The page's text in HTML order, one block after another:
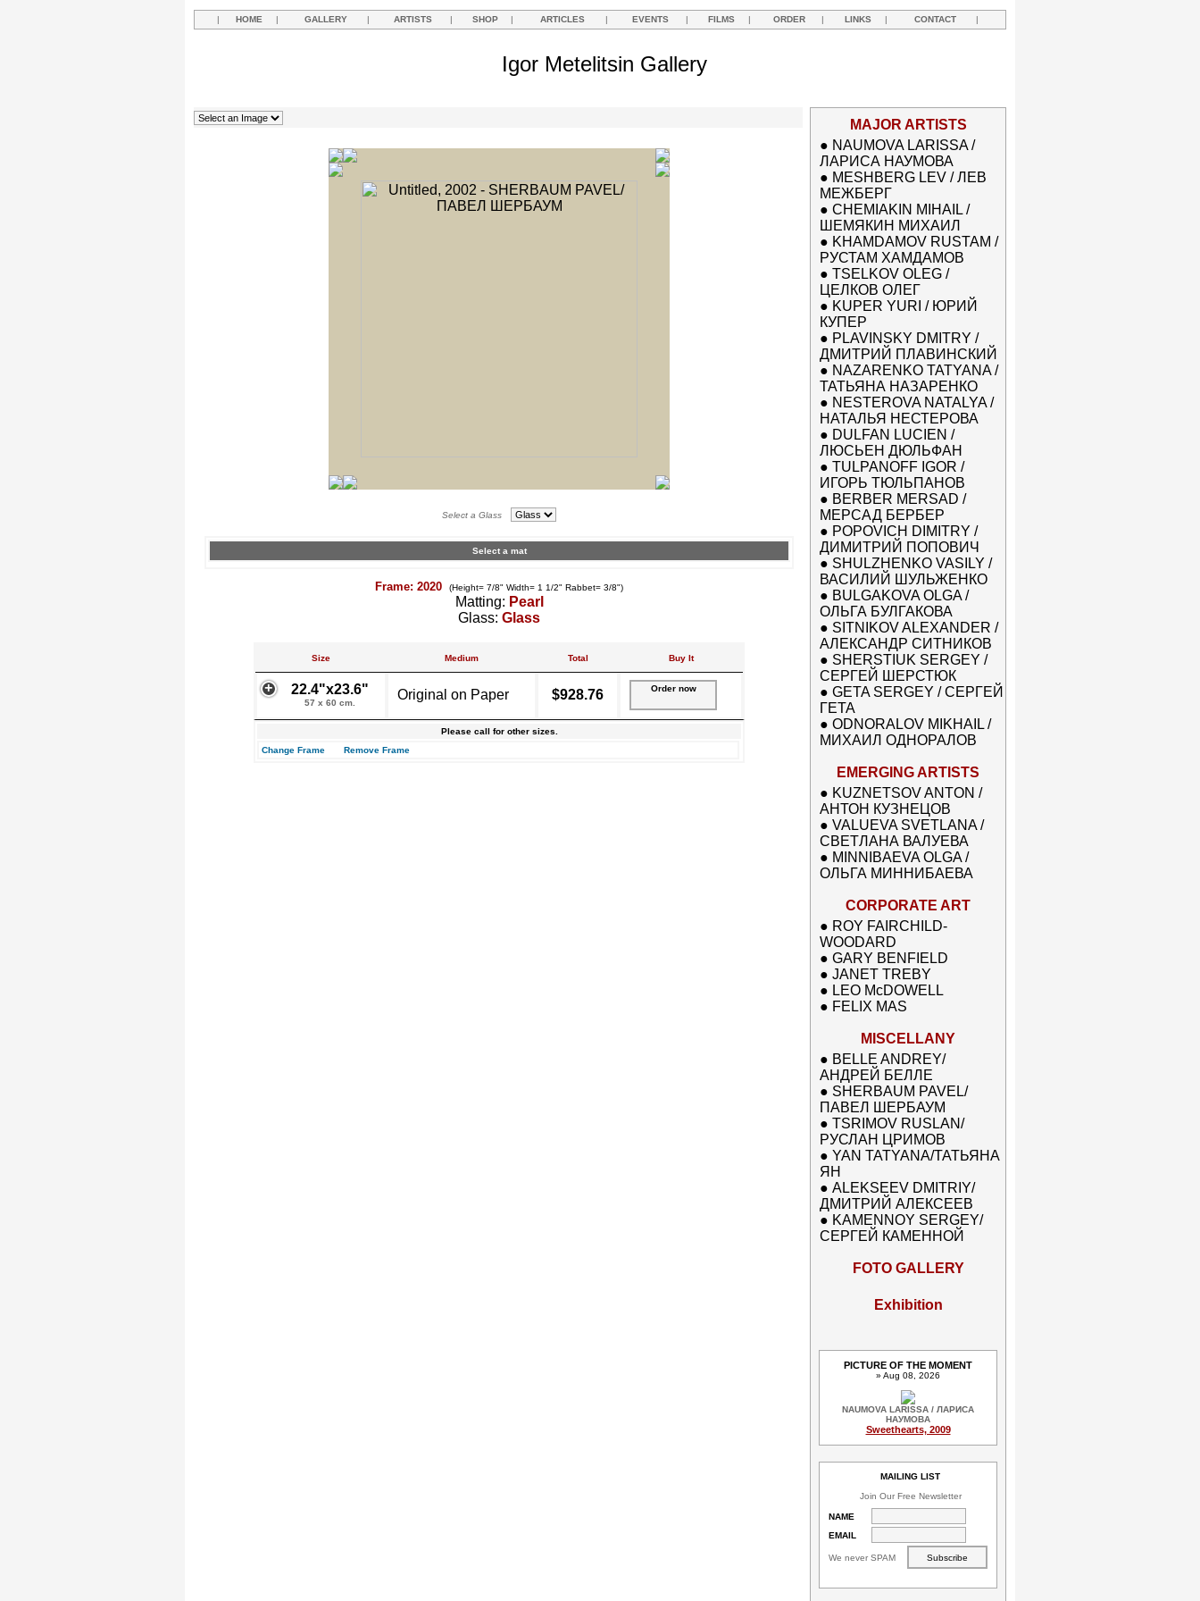
| HOME | GALLERY | ARTISTS | SHOP | ARTICLES | EVENTS | FILMS | ORDER | LINKS | CONTACT |
Igor Metelitsin Gallery
Select a Glass
Select a mat
Frame: 2020 (Height= 7/8" Width= 1 1/2" Rabbet= 3/8")
Matting: Pearl
Glass: Glass
Size Medium Total Buy It
22.4"x23.6"
57 x 60 cm.
Original on Paper $928.76 Order now
Please call for other sizes.
Change Frame
Remove Frame
MAJOR ARTISTS
● NAUMOVA LARISSA /
ЛАРИСА НАУМОВА
● MESHBERG LEV / ЛЕВ
МЕЖБЕРГ
● CHEMIAKIN MIHAIL /
ШЕМЯКИН МИХАИЛ
● KHAMDAMOV RUSTAM /
РУСТАМ ХАМДАМОВ
● TSELKOV OLEG /
ЦЕЛКОВ ОЛЕГ
● KUPER YURI / ЮРИЙ
КУПЕР
● PLAVINSKY DMITRY /
ДМИТРИЙ ПЛАВИНСКИЙ
● NAZARENKO TATYANA /
ТАТЬЯНА НАЗАРЕНКО
● NESTEROVA NATALYA /
НАТАЛЬЯ НЕСТЕРОВА
● DULFAN LUCIEN /
ЛЮСЬЕН ДЮЛЬФАН
● TULPANOFF IGOR /
ИГОРЬ ТЮЛЬПАНОВ
● BERBER MERSAD /
МЕРСАД БЕРБЕР
● POPOVICH DIMITRY /
ДИМИТРИЙ ПОПОВИЧ
● SHULZHENKO VASILY /
ВАСИЛИЙ ШУЛЬЖЕНКО
● BULGAKOVA OLGA /
ОЛЬГА БУЛГАКОВА
● SITNIKOV ALEXANDER /
АЛЕКСАНДР СИТНИКОВ
● SHERSTIUK SERGEY /
СЕРГЕЙ ШЕРСТЮК
● GETA SERGEY / СЕРГЕЙ
ГЕТА
● ODNORALOV MIKHAIL /
МИХАИЛ ОДНОРАЛОВ
EMERGING ARTISTS
● KUZNETSOV ANTON /
АНТОН КУЗНЕЦОВ
● VALUEVA SVETLANA /
СВЕТЛАНА ВАЛУЕВА
● MINNIBAEVA OLGA /
ОЛЬГА МИННИБАЕВА
CORPORATE ART
● ROY FAIRCHILD-
WOODARD
● GARY BENFIELD
● JANET TREBY
● LEO McDOWELL
● FELIX MAS
MISCELLANY
● BELLE ANDREY/
АНДРЕЙ БЕЛЛЕ
● SHERBAUM PAVEL/
ПАВЕЛ ШЕРБАУМ
● TSRIMOV RUSLAN/
РУСЛАН ЦРИМОВ
● YAN TATYANA/ТАТЬЯНА
ЯН
● ALEKSEEV DMITRIY/
ДМИТРИЙ АЛЕКСЕЕВ
● KAMENNOY SERGEY/
СЕРГЕЙ КАМЕННОЙ
FOTO GALLERY
Exhibition
PICTURE OF THE MOMENT
» Aug 08, 2026
NAUMOVA LARISSA / ЛАРИСА
НАУМОВА
Sweethearts, 2009
MAILING LIST
Join Our Free Newsletter
NAME
EMAIL
We never SPAM